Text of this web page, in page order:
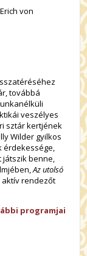
von
továbbá
veszélyes
sztár kertjének
Wilder gyilkos
érdekessége,
játszik benne,
Az utolsó
aktív rendezőt
programjai